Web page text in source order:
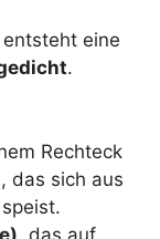
eine
.
Rechteck
, das sich aus
, das auf